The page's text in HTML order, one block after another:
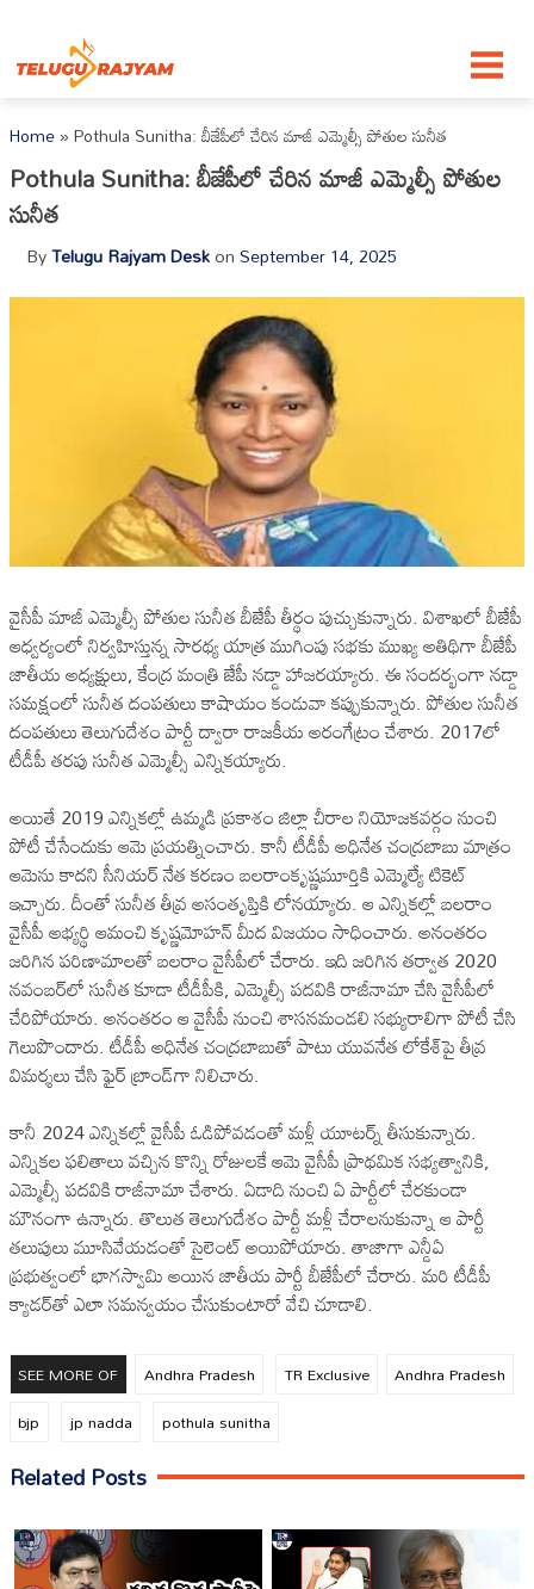
Home»Pothula Sunitha: బీజేపీలో చేరిన మాజీ ఎమ్మెల్సీ పోతుల సునీత
Pothula Sunitha: బీజేపీలో చేరిన మాజీ ఎమ్మెల్సీ పోతుల
సునీత
ByTelugu Rajyam DeskonSeptember 14, 2025
వైసీపీ మాజీ ఎమ్మెల్సీ పోతుల సునీత బీజేపీ తీర్థం పుచ్చుకున్నారు. విశాఖలో బీజేపీ
ఆధ్వర్యంలో నిర్వహిస్తున్న సారథ్య యాత్ర ముగింపు సభకు ముఖ్య అతిథిగా బీజేపీ
జాతీయ అధ్యక్షులు, కేంద్ర మంత్రి జేపీ నడ్డా హాజరయ్యారు. ఈ సందర్భంగా నడ్డా
సమక్షంలో సునీత దంపతులు కాషాయం కండువా కప్పుకున్నారు. పోతుల సునీత
దంపతులు తెలుగుదేశం పార్టీ ద్వారా రాజకీయ అరంగేట్రం చేశారు. 2017లో
టీడీపీ తరపు సునీత ఎమ్మెల్సీ ఎన్నికయ్యారు.
అయితే 2019 ఎన్నికల్లో ఉమ్మడి ప్రకాశం జిల్లా చీరాల నియోజకవర్గం నుంచి
పోటీ చేసేందుకు ఆమె ప్రయత్నించారు. కానీ టీడీపీ అధినేత చంద్రబాబు మాత్రం
ఆమెను కాదని సీనియర్ నేత కరణం బలరాంకృష్ణమూర్తికి ఎమ్మెల్యే టికెట్
ఇచ్చారు. దీంతో సునీత తీవ్ర అసంతృప్తికి లోనయ్యారు. ఆ ఎన్నికల్లో బలరాం
వైసీపీ అభ్యర్థి ఆమంచి కృష్ణమోహన్ మీద విజయం సాధించారు. అనంతరం
జరిగిన పరిణామాలతో బలరాం వైసీపీలో చేరారు. ఇది జరిగిన తర్వాత 2020
నవంబర్‌లో సునీత కూడా టీడీపీకి, ఎమ్మెల్సీ పదవికి రాజీనామా చేసి వైసీపీలో
చేరిపోయారు. అనంతరం ఆ వైసీపీ నుంచి శాసనమండలి సభ్యురాలిగా పోటీ చేసి
గెలుపొందారు. టీడీపీ అధినేత చంద్రబాబుతో పాటు యువనేత లోకేశ్‌పై తీవ్ర
విమర్శలు చేసి ఫైర్ బ్రాండ్‌గా నిలిచారు.
కానీ 2024 ఎన్నికల్లో వైసీపీ ఓడిపోవడంతో మళ్లీ యూటర్న్ తీసుకున్నారు.
ఎన్నికల ఫలితాలు వచ్చిన కొన్ని రోజులకే ఆమె వైసీపీ ప్రాథమిక సభ్యత్వానికి,
ఎమ్మెల్సీ పదవికి రాజీనామా చేశారు. ఏడాది నుంచి ఏ పార్టీలో చేరకుండా
మౌనంగా ఉన్నారు. తొలుత తెలుగుదేశం పార్టీ మళ్లీ చేరాలనుకున్నా ఆ పార్టీ
తలుపులు మూసివేయడంతో సైలెంట్ అయిపోయారు. తాజాగా ఎన్డీఏ
ప్రభుత్వంలో భాగస్వామి అయిన జాతీయ పార్టీ బీజేపీలో చేరారు. మరి టీడీపీ
క్యాడర్‌తో ఎలా సమన్వయం చేసుకుంటారో వేచి చూడాలి.
SEE MORE OF Andhra Pradesh TR Exclusive
Andhra Pradesh
bjp
jp nadda pothula sunitha
Related Posts